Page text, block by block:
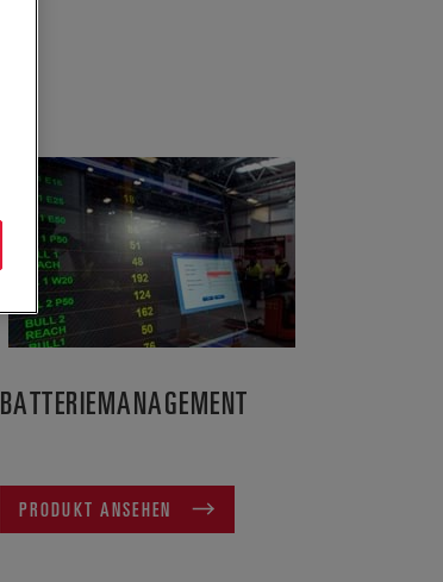
BATTERIEMANAGEMENT
PRODUKT ANSEHEN